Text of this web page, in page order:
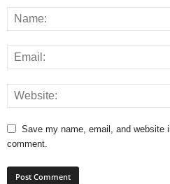
Save my name, email, and website
comment.